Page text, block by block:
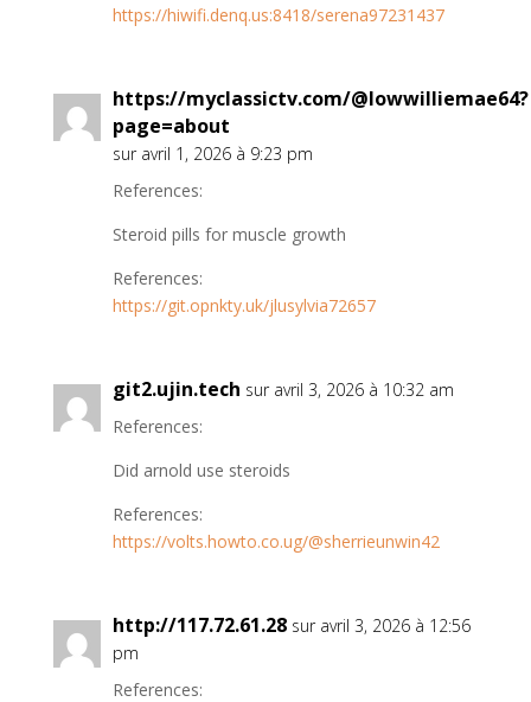
https://hiwifi.denq.us:8418/serena97231437
https://myclassictv.com/@lowwilliemae64?
page=about
sur avril 1, 2026 à 9:23 pm
References:
Steroid pills for muscle growth
References:
https://git.opnkty.uk/jlusylvia72657
git2.ujin.tech sur avril 3, 2026 à 10:32 am
References:
Did arnold use steroids
References:
https://volts.howto.co.ug/@sherrieunwin42
http://117.72.61.28 sur avril 3, 2026 à 12:56
pm
References: